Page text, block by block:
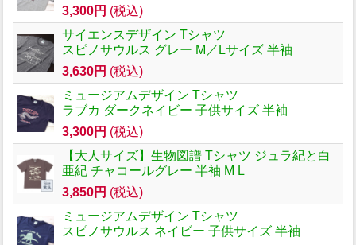
3,300円 (税込)
サイエンスデザイン Tシャツ
スピノサウルス グレー M／Lサイズ 半袖
3,630円 (税込)
ミュージアムデザイン Tシャツ
ラブカ ダークネイビー 子供サイズ 半袖
3,300円 (税込)
【大人サイズ】生物図譜 Tシャツ ジュラ紀と白
亜紀 チャコールグレー 半袖 M L
3,850円 (税込)
ミュージアムデザイン Tシャツ
スピノサウルス ネイビー 子供サイズ 半袖